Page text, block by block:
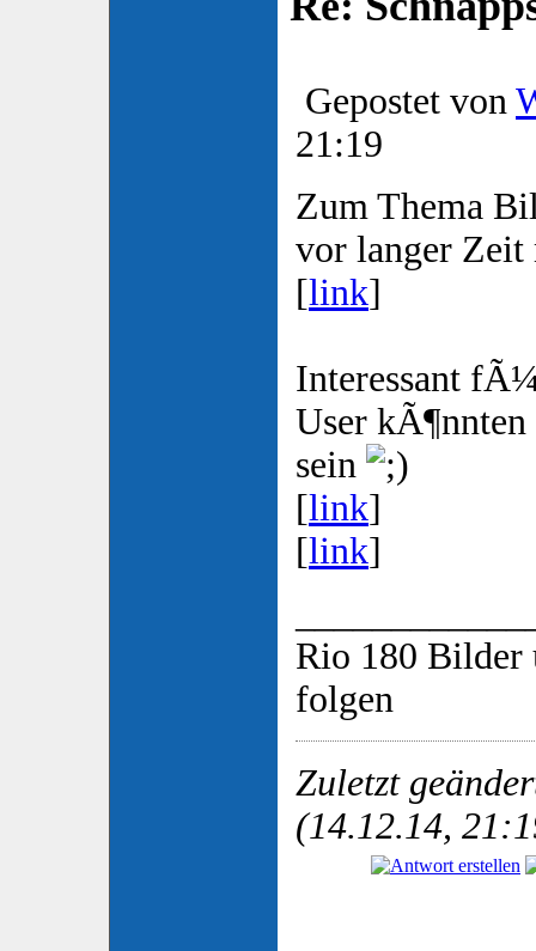
Gepostet von
21:19
Zum Thema
vor langer Zeit
[link]
Interessant
User
sein
[link]
[link]
Rio 180 Bilder
folgen
Zuletzt
(14.12.14,